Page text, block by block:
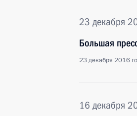
23 декабря
Большая
23 декабря 2016
16 декабря